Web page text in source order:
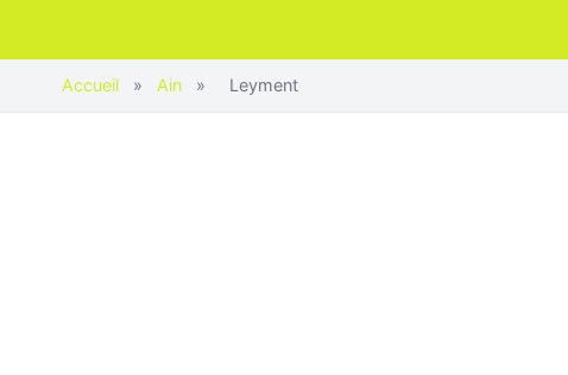
Accueil » Ain » Leyment